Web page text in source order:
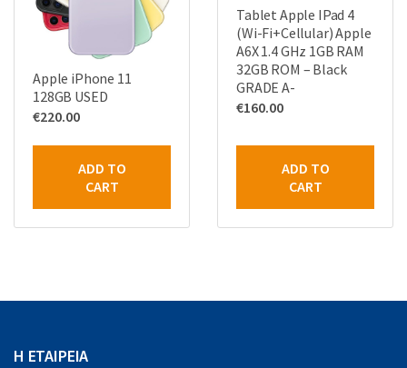
Apple iPhone 11
128GB USED
€220.00
ADD TO
CART
Tablet Apple IPad 4
(Wi-Fi+Cellular) Apple
A6X 1.4 GHz 1GB RAM
32GB ROM – Black
GRADE A-
€160.00
ADD TO
CART
Η ΕΤΑΙΡΕΙΑ